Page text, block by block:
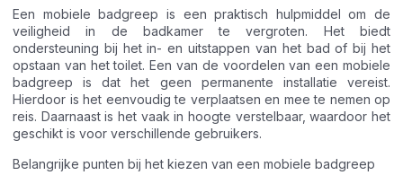
Een mobiele badgreep is een praktisch hulpmiddel om de
veiligheid in de badkamer te vergroten. Het biedt
ondersteuning bij het in- en uitstappen van het bad of bij het
opstaan van het toilet. Een van de voordelen van een mobiele
badgreep is dat het geen permanente installatie vereist.
Hierdoor is het eenvoudig te verplaatsen en mee te nemen op
reis. Daarnaast is het vaak in hoogte verstelbaar, waardoor het
geschikt is voor verschillende gebruikers.
Belangrijke punten bij het kiezen van een mobiele badgreep